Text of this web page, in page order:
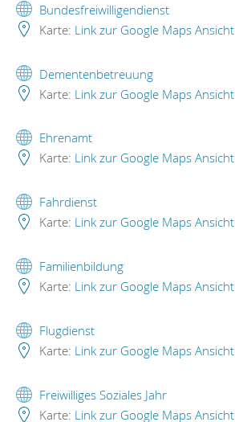
Bundesfreiwilligendienst
Karte: Link zur Google Maps Ansicht
Dementenbetreuung
Karte: Link zur Google Maps Ansicht
Ehrenamt
Karte: Link zur Google Maps Ansicht
Fahrdienst
Karte: Link zur Google Maps Ansicht
Familienbildung
Karte: Link zur Google Maps Ansicht
Flugdienst
Karte: Link zur Google Maps Ansicht
Freiwilliges Soziales Jahr
Karte: Link zur Google Maps Ansicht